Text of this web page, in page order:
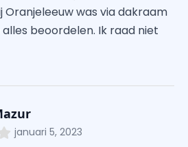
Oranjeleeuw was via dakraam
beoordelen. Ik raad niet
januari 5, 2023